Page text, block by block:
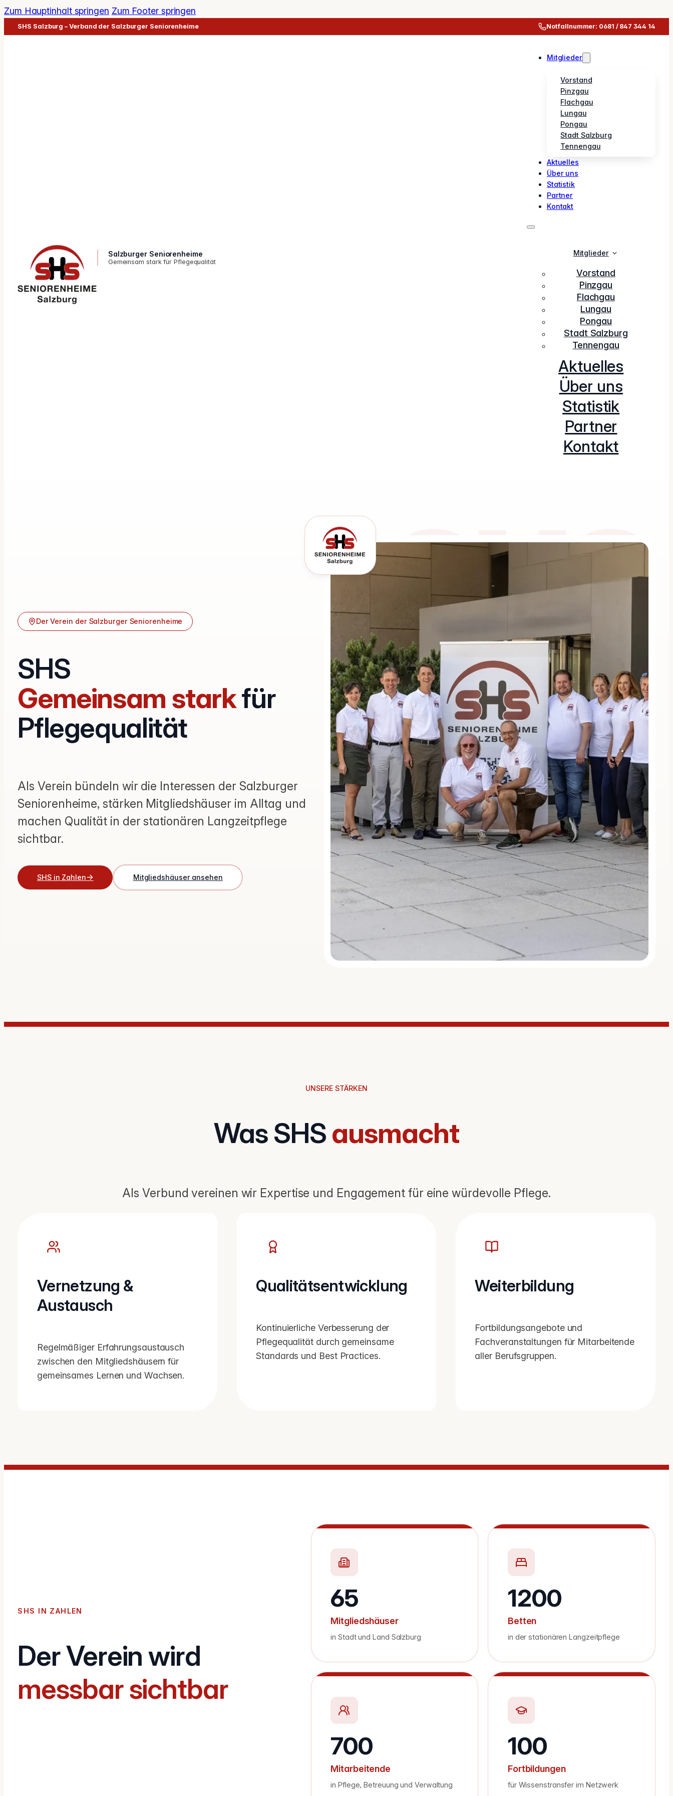
Zum Hauptinhalt springen Zum Footer springen
SHS Salzburg – Verband der Salzburger Seniorenheime Notfallnummer: 0681 / 847 344 14
Salzburger Seniorenheime
Gemeinsam stark für Pflegequalität
Mitglieder
Vorstand
Pinzgau
Flachgau
Lungau
Pongau
Stadt Salzburg
Tennengau
Aktuelles
Über uns
Statistik
Partner
Kontakt
Mitglieder
Vorstand
Pinzgau
Flachgau
Lungau
Pongau
Stadt Salzburg
Tennengau
Aktuelles
Über uns
Statistik
Partner
Kontakt
Der Verein der Salzburger Seniorenheime
SHS
Gemeinsam starkfür
Pflegequalität
Als Verein bündeln wir die Interessen der Salzburger
Seniorenheime, stärken Mitgliedshäuser im Alltag und
machen Qualität in der stationären Langzeitpflege
sichtbar.
SHS in Zahlen Mitgliedshäuser ansehen
UNSERE STÄRKEN
Was SHSausmacht
Als Verbund vereinen wir Expertise und Engagement für eine würdevolle Pflege.
Vernetzung &
Austausch
Regelmäßiger Erfahrungsaustausch
zwischen den Mitgliedshäusern für
gemeinsames Lernen und Wachsen.
Qualitätsentwicklung
Kontinuierliche Verbesserung der
Pflegequalität durch gemeinsame
Standards und Best Practices.
Weiterbildung
Fortbildungsangebote und
Fachveranstaltungen für Mitarbeitende
aller Berufsgruppen.
SHS IN ZAHLEN
Der Verein wird
messbar sichtbar
65
Mitgliedshäuser
in Stadt und Land Salzburg
1200
Betten
in der stationären Langzeitpflege
700
Mitarbeitende
in Pflege, Betreuung und Verwaltung
100
Fortbildungen
für Wissenstransfer im Netzwerk